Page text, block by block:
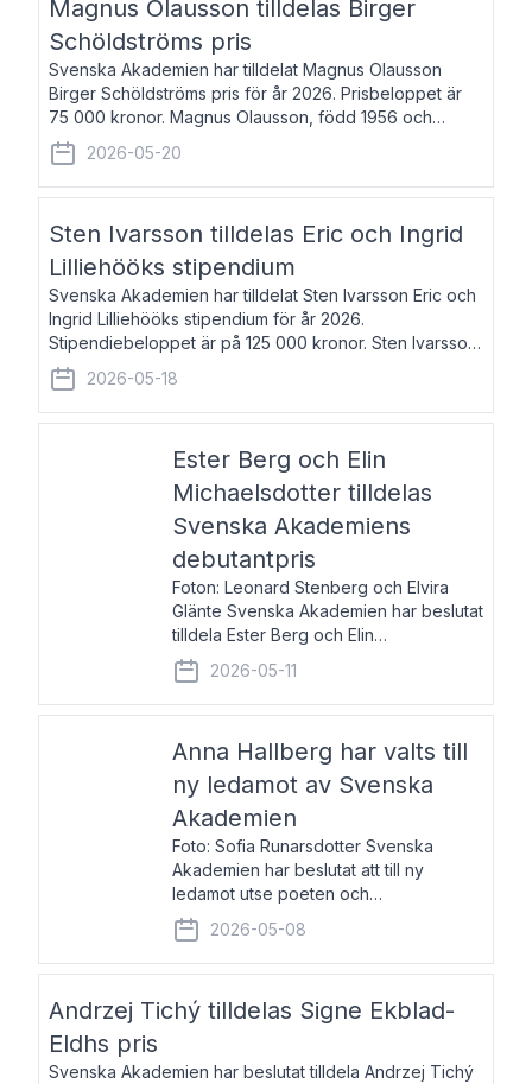
Magnus Olausson tilldelas Birger
Schöldströms pris
Svenska Akademien har tilldelat Magnus Olausson
Birger Schöldströms pris för år 2026. Prisbeloppet är
75 000 kronor. Magnus Olausson, född 1956 och
bosatt i Stockholm, är konstvetare, museiman och
hovman. Han disputerade 1993 vid Uppsala un
2026-05-20
Sten Ivarsson tilldelas Eric och Ingrid
Lilliehööks stipendium
Svenska Akademien har tilldelat Sten Ivarsson Eric och
Ingrid Lilliehööks stipendium för år 2026.
Stipendiebeloppet är på 125 000 kronor. Sten Ivarsson,
född 1979, är mediateksamordnare vid
Söderslättsgymnasiet i Trelleborg. Här har han på
2026-05-18
Ester Berg och Elin
Michaelsdotter tilldelas
Svenska Akademiens
debutantpris
Foton: Leonard Stenberg och Elvira
Glänte Svenska Akademien har beslutat
tilldela Ester Berg och Elin
Michaelsdotter Svenska Akademiens
debutantpris för år 2026. Priset är
nyinstiftat och syftar till att lyfta fram
2026-05-11
Anna Hallberg har valts till
ny ledamot av Svenska
Akademien
Foto: Sofia Runarsdotter Svenska
Akademien har beslutat att till ny
ledamot utse poeten och
litteraturkritikern Anna Hallberg. Hon
efterträder poeten Tua Forsström på
stol 18 och kommer att ta sitt inträde vid
2026-05-08
Andrzej Tichý tilldelas Signe Ekblad-
Eldhs pris
Svenska Akademien har beslutat tilldela Andrzej Tichý